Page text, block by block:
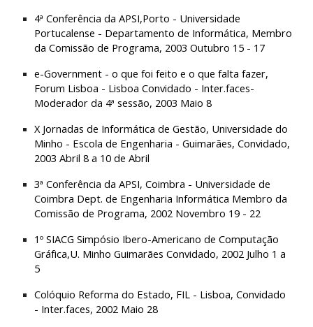
4ª Conferência da APSI,Porto - Universidade
Portucalense - Departamento de Informática, Membro
da Comissão de Programa, 2003 Outubro 15 - 17
e-Government - o que foi feito e o que falta fazer,
Forum Lisboa - Lisboa Convidado - Inter.faces-
Moderador da 4ª sessão, 2003 Maio 8
X Jornadas de Informática de Gestão, Universidade do
Minho - Escola de Engenharia - Guimarães, Convidado,
2003 Abril 8 a 10 de Abril
3ª Conferência da APSI, Coimbra - Universidade de
Coimbra Dept. de Engenharia Informática Membro da
Comissão de Programa, 2002 Novembro 19 - 22
1º SIACG Simpósio Ibero-Americano de Computação
Gráfica,U. Minho Guimarães Convidado, 2002 Julho 1 a
5
Colóquio Reforma do Estado, FIL - Lisboa, Convidado
- Inter.faces, 2002 Maio 28